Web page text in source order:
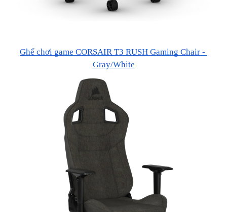
Ghế chơi game CORSAIR T3 RUSH Gaming Chair -
Gray/White